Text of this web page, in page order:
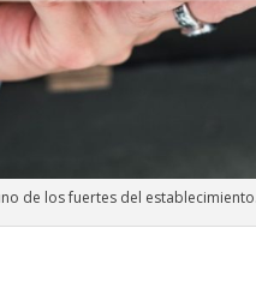
de los fuertes del